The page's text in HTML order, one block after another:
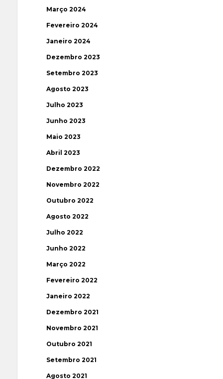
Março 2024
Fevereiro 2024
Janeiro 2024
Dezembro 2023
Setembro 2023
Agosto 2023
Julho 2023
Junho 2023
Maio 2023
Abril 2023
Dezembro 2022
Novembro 2022
Outubro 2022
Agosto 2022
Julho 2022
Junho 2022
Março 2022
Fevereiro 2022
Janeiro 2022
Dezembro 2021
Novembro 2021
Outubro 2021
Setembro 2021
Agosto 2021